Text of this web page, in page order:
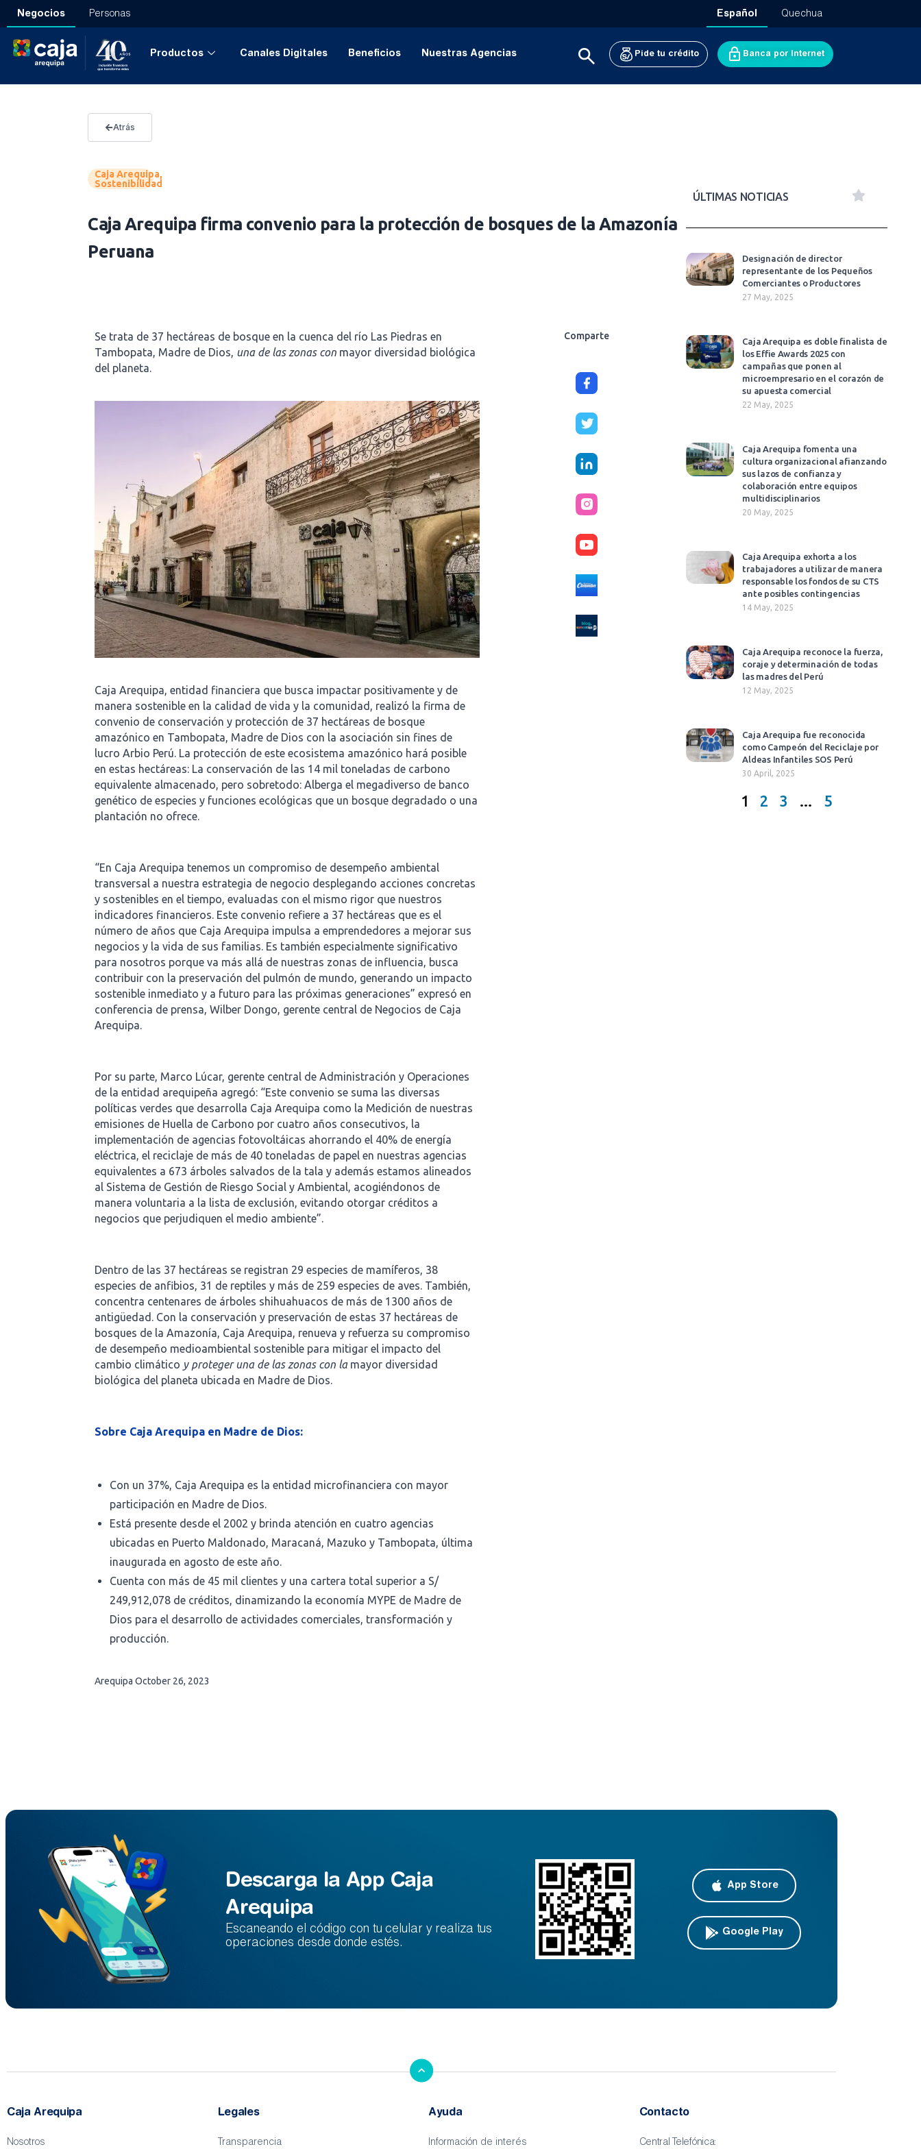
Negocios Personas Español Quechua
Productos Canales Digitales Beneficios Nuestras Agencias Pide tu crédito Banca por Internet
Atrás
Caja Arequipa,
Sostenibilidad
Caja Arequipa firma convenio para la protección de bosques de la Amazonía
Peruana
Se trata de 37 hectáreas de bosque en la cuenca del río Las Piedras en
Tambopata, Madre de Dios, una de las zonas con mayor diversidad biológica
del planeta.
Caja Arequipa, entidad financiera que busca impactar positivamente y de
manera sostenible en la calidad de vida y la comunidad, realizó la firma de
convenio de conservación y protección de 37 hectáreas de bosque
amazónico en Tambopata, Madre de Dios con la asociación sin fines de
lucro Arbio Perú. La protección de este ecosistema amazónico hará posible
en estas hectáreas: La conservación de las 14 mil toneladas de carbono
equivalente almacenado, pero sobretodo: Alberga el megadiverso de banco
genético de especies y funciones ecológicas que un bosque degradado o una
plantación no ofrece.
“En Caja Arequipa tenemos un compromiso de desempeño ambiental
transversal a nuestra estrategia de negocio desplegando acciones concretas
y sostenibles en el tiempo, evaluadas con el mismo rigor que nuestros
indicadores financieros. Este convenio refiere a 37 hectáreas que es el
número de años que Caja Arequipa impulsa a emprendedores a mejorar sus
negocios y la vida de sus familias. Es también especialmente significativo
para nosotros porque va más allá de nuestras zonas de influencia, busca
contribuir con la preservación del pulmón de mundo, generando un impacto
sostenible inmediato y a futuro para las próximas generaciones” expresó en
conferencia de prensa, Wilber Dongo, gerente central de Negocios de Caja
Arequipa.
Por su parte, Marco Lúcar, gerente central de Administración y Operaciones
de la entidad arequipeña agregó: “Este convenio se suma las diversas
políticas verdes que desarrolla Caja Arequipa como la Medición de nuestras
emisiones de Huella de Carbono por cuatro años consecutivos, la
implementación de agencias fotovoltáicas ahorrando el 40% de energía
eléctrica, el reciclaje de más de 40 toneladas de papel en nuestras agencias
equivalentes a 673 árboles salvados de la tala y además estamos alineados
al Sistema de Gestión de Riesgo Social y Ambiental, acogiéndonos de
manera voluntaria a la lista de exclusión, evitando otorgar créditos a
negocios que perjudiquen el medio ambiente”.
Dentro de las 37 hectáreas se registran 29 especies de mamíferos, 38
especies de anfibios, 31 de reptiles y más de 259 especies de aves. También,
concentra centenares de árboles shihuahuacos de más de 1300 años de
antigüedad. Con la conservación y preservación de estas 37 hectáreas de
bosques de la Amazonía, Caja Arequipa, renueva y refuerza su compromiso
de desempeño medioambiental sostenible para mitigar el impacto del
cambio climático y proteger una de las zonas con la mayor diversidad
biológica del planeta ubicada en Madre de Dios.
Sobre Caja Arequipa en Madre de Dios:
Con un 37%, Caja Arequipa es la entidad microfinanciera con mayor
participación en Madre de Dios.
Está presente desde el 2002 y brinda atención en cuatro agencias
ubicadas en Puerto Maldonado, Maracaná, Mazuko y Tambopata, última
inaugurada en agosto de este año.
Cuenta con más de 45 mil clientes y una cartera total superior a S/
249,912,078 de créditos, dinamizando la economía MYPE de Madre de
Dios para el desarrollo de actividades comerciales, transformación y
producción.
Arequipa October 26, 2023
Comparte
ÚLTIMAS NOTICIAS
Designación de director
representante de los Pequeños
Comerciantes o Productores
27 May, 2025
Caja Arequipa es doble finalista de
los Effie Awards 2025 con
campañas que ponen al
microempresario en el corazón de
su apuesta comercial​
22 May, 2025
Caja Arequipa fomenta una
cultura organizacional afianzando
sus lazos de confianza y
colaboración entre equipos
multidisciplinarios
20 May, 2025
Caja Arequipa exhorta a los
trabajadores a utilizar de manera
responsable los fondos de su CTS
ante posibles contingencias​
14 May, 2025
Caja Arequipa reconoce la fuerza,
coraje y determinación de todas
las madres del Perú
12 May, 2025
Caja Arequipa fue reconocida
como Campeón del Reciclaje por
Aldeas Infantiles SOS Perú
30 April, 2025
1 2 3 … 5
Descarga la App Caja
Arequipa
Escaneando el código con tu celular y realiza tus
operaciones desde donde estés.
App Store
Google Play
Caja Arequipa
Nosotros
Legales
Transparencia
Ayuda
Información de interés
Contacto
Central Telefónica: